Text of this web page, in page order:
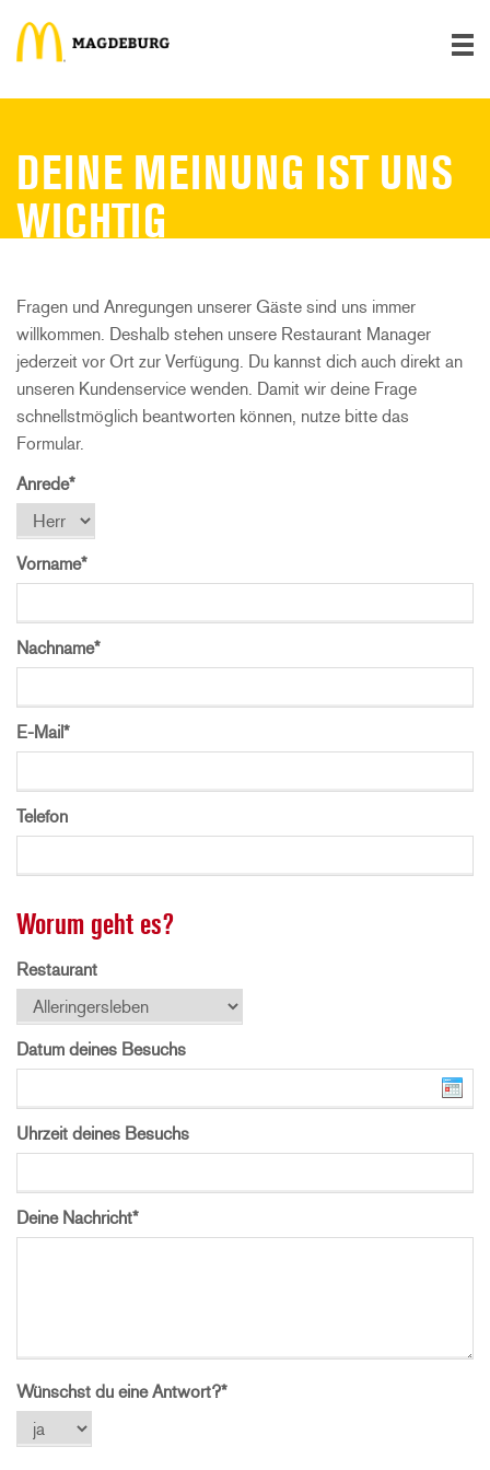
DEINE MEINUNG IST UNS
WICHTIG
Fragen und Anregungen unserer Gäste sind uns immer
willkommen. Deshalb stehen unsere Restaurant Manager
jederzeit vor Ort zur Verfügung. Du kannst dich auch direkt an
unseren Kundenservice wenden. Damit wir deine Frage
schnellstmöglich beantworten können, nutze bitte das
Formular.
Anrede*
Vorname*
Nachname*
E-Mail*
Telefon
Worum geht es?
Restaurant
Datum deines Besuchs
Uhrzeit deines Besuchs
Deine Nachricht*
Wünschst du eine Antwort?*